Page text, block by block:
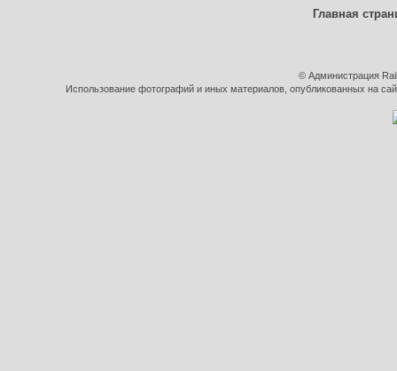
Главная
© Администрация
Использование фотографий и иных материалов, опубликованных на